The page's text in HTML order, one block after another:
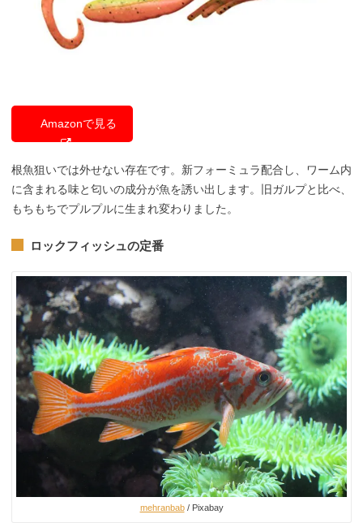
Amazonで見る
根魚狙いでは外せない存在です。新フォーミュラ配合し、ワーム内
に含まれる味と匂いの成分が魚を誘い出します。旧ガルプと比べ、
もちもちでプルプルに生まれ変わりました。
ロックフィッシュの定番
mehranbab/ Pixabay